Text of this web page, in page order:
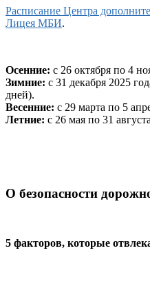
Расписание Центра
Лицея МБИ.
Осенние: с 26 октября по 4
Зимние: с 31 декабря 2025
дней).
Весенние: с 29 марта по 5
Летние: с 26 мая по 31
О безопасности
5 факторов, которые